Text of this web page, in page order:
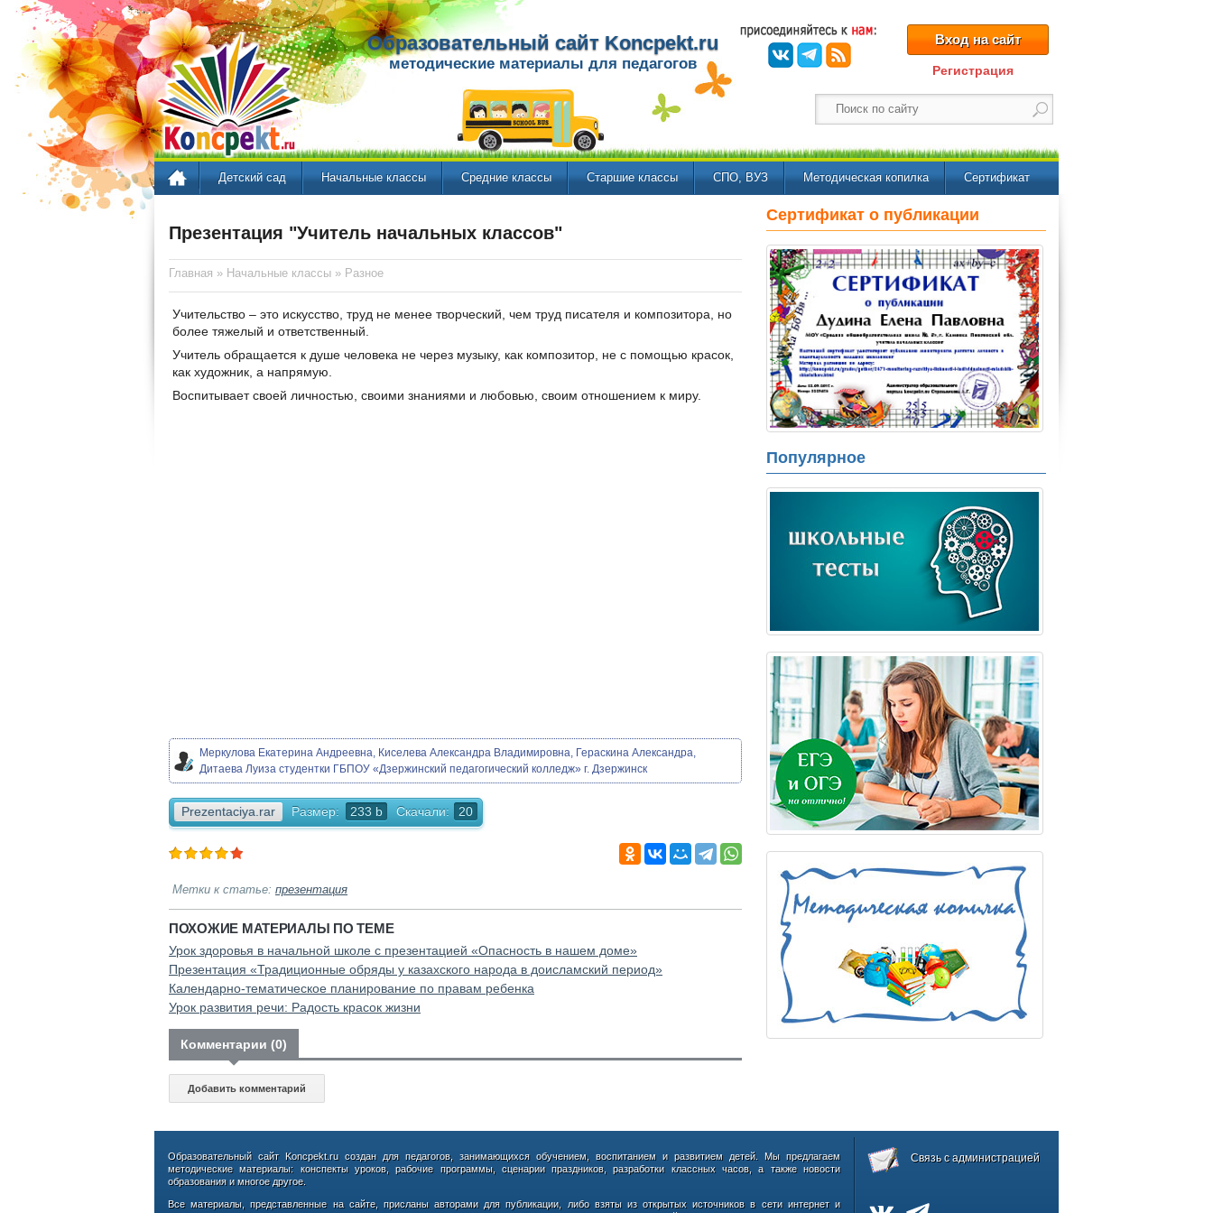
Образовательный сайт Koncpekt.ru
методические материалы для педагогов
Вход на сайт
Регистрация
Детский сад Начальные классы Средние классы Старшие классы СПО, ВУЗ Методическая копилка Сертификат
Презентация "Учитель начальных классов"
Главная » Начальные классы » Разное
Учительство – это искусство, труд не менее творческий, чем труд писателя и композитора, но
более тяжелый и ответственный.
Учитель обращается к душе человека не через музыку, как композитор, не с помощью красок,
как художник, а напрямую.
Воспитывает своей личностью, своими знаниями и любовью, своим отношением к миру.
Меркулова Екатерина Андреевна, Киселева Александра Владимировна, Гераскина Александра,
Дитаева Луиза студентки ГБПОУ «Дзержинский педагогический колледж» г. Дзержинск
Prezentaciya.rar Размер: 233 b Скачали: 20
Метки к статье: презентация
ПОХОЖИЕ МАТЕРИАЛЫ ПО ТЕМЕ
Урок здоровья в начальной школе с презентацией «Опасность в нашем доме»
Презентация «Традиционные обряды у казахского народа в доисламский период»
Календарно-тематическое планирование по правам ребенка
Урок развития речи: Радость красок жизни
Комментарии (0)
Добавить комментарий
Сертификат о публикации
Популярное
Образовательный сайт Koncpekt.ru создан для педагогов, занимающихся обучением, воспитанием и развитием детей. Мы предлагаем
методические материалы: конспекты уроков, рабочие программы, сценарии праздников, разработки классных часов, а также новости
образования и многое другое.
Все материалы, представленные на сайте, присланы авторами для публикации, либо взяты из открытых источников в сети интернет и
Связь с администрацией